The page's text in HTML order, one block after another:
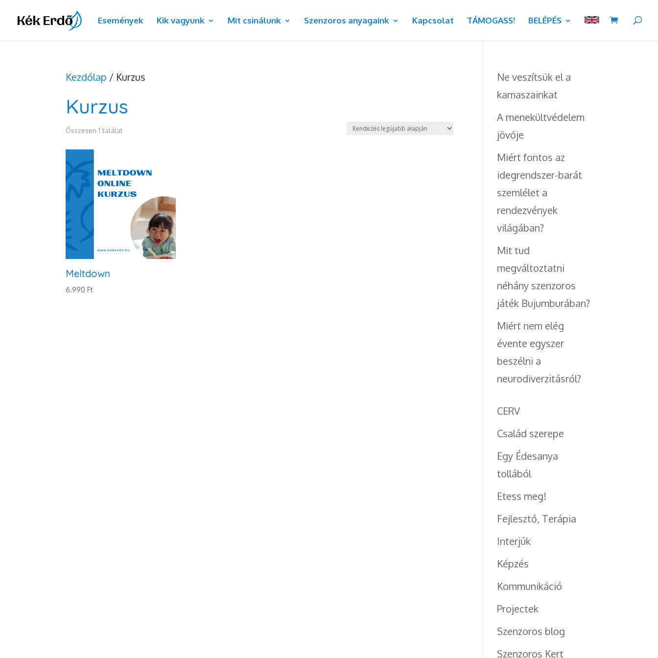
window
idegrendszerre kifejtett támogató
Események Kik vagyunk Mit csinálunk Szenzoros anyagaink Kapcsolat TÁMOGASS! BELÉPÉS
Kezdőlap / Kurzus
Kurzus
Összesen 1 találat
Meltdown
6.990Ft
Ne veszítsük el a
kamaszainkat
A menekültvédelem
jövője
Miért fontos az
idegrendszer-barát
szemlélet a
rendezvények
világában?
Mit tud
megváltoztatni
néhány szenzoros
játék Bujumburában?
Miért nem elég
évente egyszer
beszélni a
neurodiverzitásról?
CERV
Család szerepe
Egy Édesanya
tollából
Etess meg!
Fejlesztő, Terápia
Interjúk
Képzés
Kommunikáció
Projectek
Szenzoros blog
Szenzoros Kert